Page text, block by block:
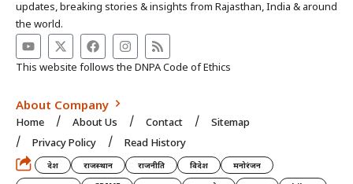
updates, breaking stories & insights from Rajasthan, India & around
the world.
This website follows the DNPA Code of Ethics
About Company
Home About Us Contact
Sitemap
Privacy Policy
Read History
देश राजस्थान राजनीति विदेश
मनोरंजन